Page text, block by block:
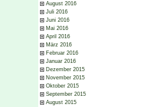
August 2016
Juli 2016
Juni 2016
Mai 2016
April 2016
März 2016
Februar 2016
Januar 2016
Dezember 2015
November 2015
Oktober 2015
September 2015
August 2015